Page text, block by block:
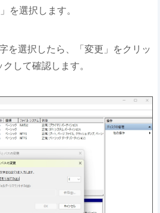
を選択します。
を選択したら、「変更」をクリッ
して確認します。